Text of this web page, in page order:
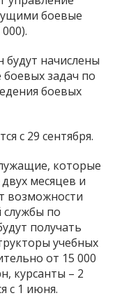
боевые
будут начислены
задач по
боевых
с 29 сентября.
которые
месяцев и
возможности
службы по
получать
учебных
от 15 000
курсанты – 2
с 1 июня.